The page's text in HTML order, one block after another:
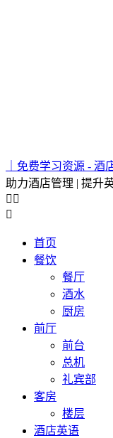
｜免费学习资源 - 酒
助力酒店管理 | 提升
 

首页
餐饮
餐厅
酒水
厨房
前厅
前台
总机
礼宾部
客房
楼层
酒店英语